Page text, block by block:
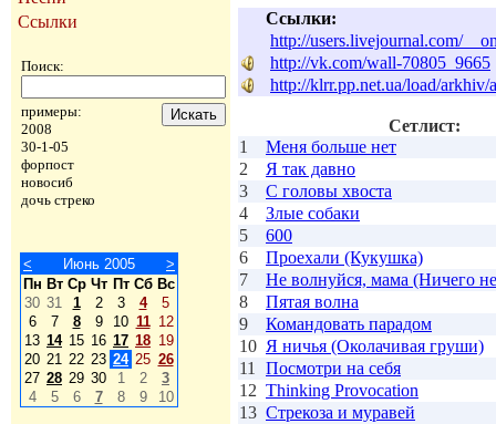
Ссылки
Поиск:
примеры:
2008
30-1-05
форпост
новосиб
дочь стреко
< Июнь 2005
>
Пн Вт Ср Чт Пт Сб Вс
30 31 1 2 3 4
5
6
7 8 9 10 11 12
13 14 15 16 17 18 19
20 21 22 23 24 25 26
27 28 29 30 1 2
3
4
5 6 7 8 9 10
Ссылки:
http://users.livejournal.com/
http://vk.com/wall-70805_9665
http://klrr.pp.net.ua/load/
Сетлист:
1
Меня больше нет
2
Я так давно
3
С головы хвоста
4
Злые собаки
5
600
6
Проехали (Кукушка)
7
Не волнуйся, мама (Ничего
8
Пятая волна
9
Командовать парадом
10 Я ничья (Околачивая груши)
11 Посмотри на себя
12 Thinking Provocation
13 Стрекоза и муравей